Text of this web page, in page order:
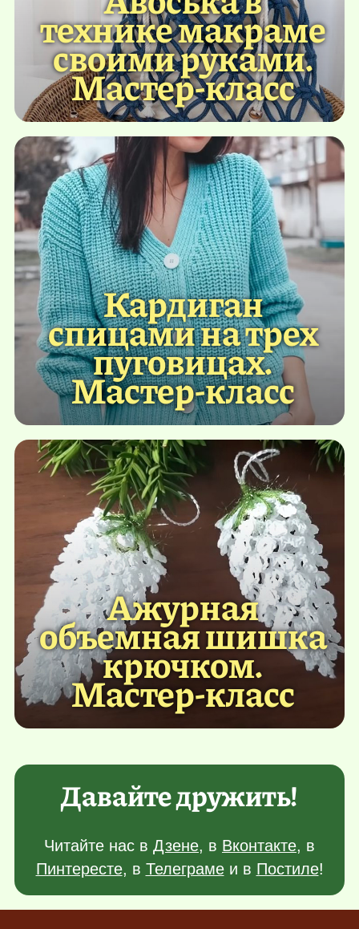
технике макраме
своими руками.
Мастер-класс
Кардиган
спицами на трех
пуговицах.
Мастер-класс
Ажурная
объемная шишка
крючком.
Мастер-класс
Давайте дружить!
Читайте нас в Дзене, в Вконтакте, в
Пинтересте, в Телеграмеи в Постиле!